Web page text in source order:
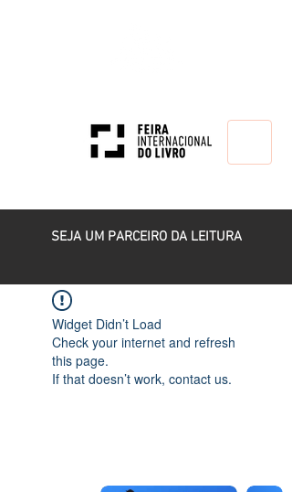
SEJA UM PARCEIRO DA LEITURA
Widget Didn’t Load
Check your internet and refresh
this page.
If that doesn’t work, contact us.